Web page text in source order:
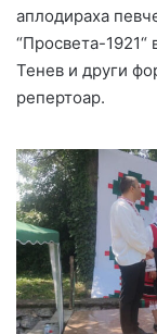
аплодираха
“Просвета-
Тенев и други
репертоар.